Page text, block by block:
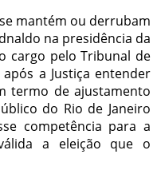
mantém ou derrubam
na presidência da
cargo pelo Tribunal de
após a Justiça entender
termo de ajustamento
do Rio de Janeiro
competência para a
a eleição que o